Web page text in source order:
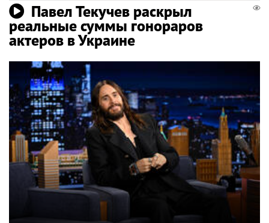
Павел Текучев раскрыл
реальные суммы гонораров
актеров в Украине